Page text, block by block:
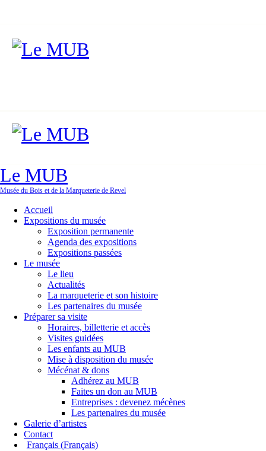
Le MUB
Musée du Bois et de la Marqueterie de Revel
Accueil
Expositions du musée
Exposition permanente
Agenda des expositions
Expositions passées
Le musée
Le lieu
Actualités
La marqueterie et son histoire
Les partenaires du musée
Préparer sa visite
Horaires, billetterie et accès
Visites guidées
Les enfants au MUB
Mise à disposition du musée
Mécénat & dons
Adhérez au MUB
Faites un don au MUB
Entreprises : devenez mécènes
Les partenaires du musée
Galerie d’artistes
Contact
Français(Français)